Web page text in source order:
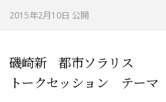
2015年2月10日 公開
磯崎新 都市ソラリス
トークセッション テーマ